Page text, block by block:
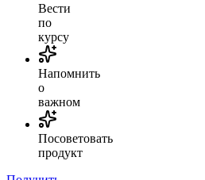
Вести
по
курсу
Напомнить
о
важном
Посоветовать
продукт